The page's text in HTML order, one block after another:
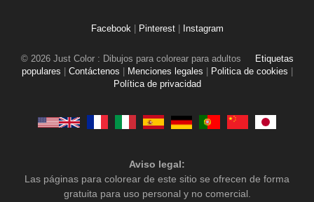
Facebook Pinterest Instagram
© 2026 Just Color : Dibujos para colorear para adultos
Etiquetas
populares
Contáctenos Menciones legales Politica de cookies
Política de privacidad
Aviso legal:
Las páginas para colorear de este sitio se ofrecen de forma
gratuita para uso personal y no comercial.